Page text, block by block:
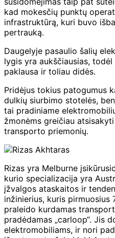
kad mokesčių punktų
infrastruktūrą, kuri buvo
pertrauką.
Daugelyje pasaulio šalių
lygis yra aukščiausias, todėl
paklausa ir toliau didės.
Pridėjus tokius patogumus
dulkių siurbimo stotelės,
tai pradiniame
žmonėms greičiau
transporto priemonių.
Rizas yra Melburne
kurio specializacija yra
įžvalgos ataskaitos ir
inžinierius, kuris pirmuosius
praleido kurdamas
pradėdamas „carloop“. Jis
elektromobiliams, ir nori